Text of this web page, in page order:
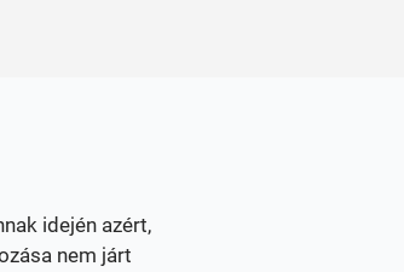
idején azért,
nem járt